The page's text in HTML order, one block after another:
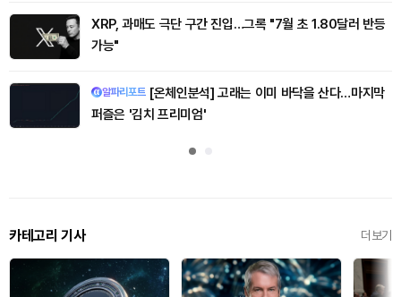
XRP, 과매도 극단 구간 진입…그록 "7월 초 1.80달러 반등
가능"
알파리포트[온체인분석] 고래는 이미 바닥을 산다…마지막
퍼즐은 '김치 프리미엄'
카테고리 기사 더보기